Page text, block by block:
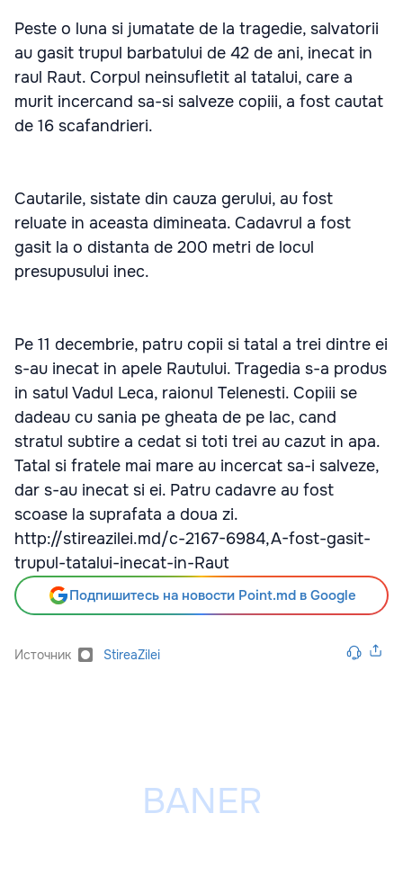
Peste o luna si jumatate de la tragedie, salvatorii
au gasit trupul barbatului de 42 de ani, inecat in
raul Raut. Corpul neinsufletit al tatalui, care a
murit incercand sa-si salveze copiii, a fost cautat
de 16 scafandrieri.
Cautarile, sistate din cauza gerului, au fost
reluate in aceasta dimineata. Cadavrul a fost
gasit la o distanta de 200 metri de locul
presupusului inec.
Pe 11 decembrie, patru copii si tatal a trei dintre ei
s-au inecat in apele Rautului. Tragedia s-a produs
in satul Vadul Leca, raionul Telenesti. Copiii se
dadeau cu sania pe gheata de pe lac, cand
stratul subtire a cedat si toti trei au cazut in apa.
Tatal si fratele mai mare au incercat sa-i salveze,
dar s-au inecat si ei. Patru cadavre au fost
scoase la suprafata a doua zi.
http://stireazilei.md/c-2167-6984,A-fost-gasit-
trupul-tatalui-inecat-in-Raut
Подпишитесь на новости Point.md в Google
Источник StireaZilei